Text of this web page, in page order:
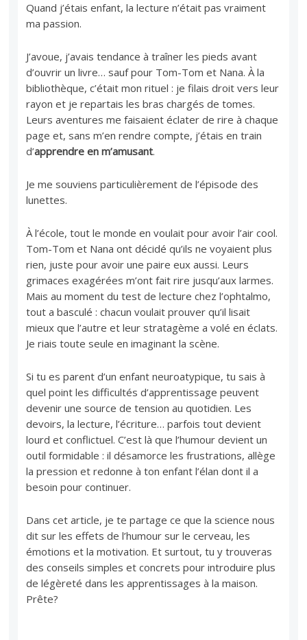
Quand j’étais enfant, la lecture n’était pas vraiment
ma passion.
J’avoue, j’avais tendance à traîner les pieds avant
d’ouvrir un livre… sauf pour Tom-Tom et Nana. À la
bibliothèque, c’était mon rituel : je filais droit vers leur
rayon et je repartais les bras chargés de tomes.
Leurs aventures me faisaient éclater de rire à chaque
page et, sans m’en rendre compte, j’étais en train
d’apprendre en m’amusant.
Je me souviens particulièrement de l’épisode des
lunettes.
À l’école, tout le monde en voulait pour avoir l’air cool.
Tom-Tom et Nana ont décidé qu’ils ne voyaient plus
rien, juste pour avoir une paire eux aussi. Leurs
grimaces exagérées m’ont fait rire jusqu’aux larmes.
Mais au moment du test de lecture chez l’ophtalmo,
tout a basculé : chacun voulait prouver qu’il lisait
mieux que l’autre et leur stratagème a volé en éclats.
Je riais toute seule en imaginant la scène.
Si tu es parent d’un enfant neuroatypique, tu sais à
quel point les difficultés d’apprentissage peuvent
devenir une source de tension au quotidien. Les
devoirs, la lecture, l’écriture… parfois tout devient
lourd et conflictuel. C’est là que l’humour devient un
outil formidable : il désamorce les frustrations, allège
la pression et redonne à ton enfant l’élan dont il a
besoin pour continuer.
Dans cet article, je te partage ce que la science nous
dit sur les effets de l’humour sur le cerveau, les
émotions et la motivation. Et surtout, tu y trouveras
des conseils simples et concrets pour introduire plus
de légèreté dans les apprentissages à la maison.
Prête?